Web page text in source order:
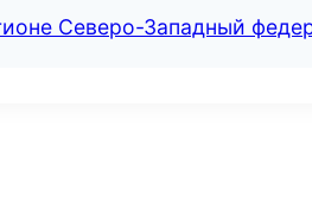
Северо-Западный